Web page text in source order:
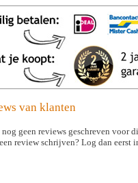
van klanten
geen reviews geschreven voor
review schrijven? Log dan eerst